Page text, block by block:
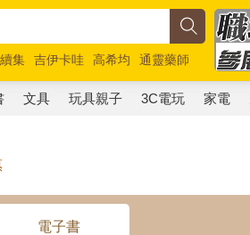
集 吉伊卡哇 高希均
通靈藥師
5 超慢跑
文具 玩具親子 3C電玩 家電
電子書